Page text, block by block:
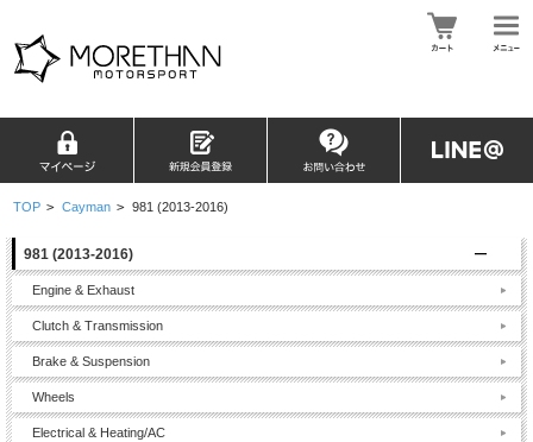
TOP > Cayman > 981 (2013-2016)
981 (2013-2016)
Engine & Exhaust
Clutch & Transmission
Brake & Suspension
Wheels
Electrical & Heating/AC